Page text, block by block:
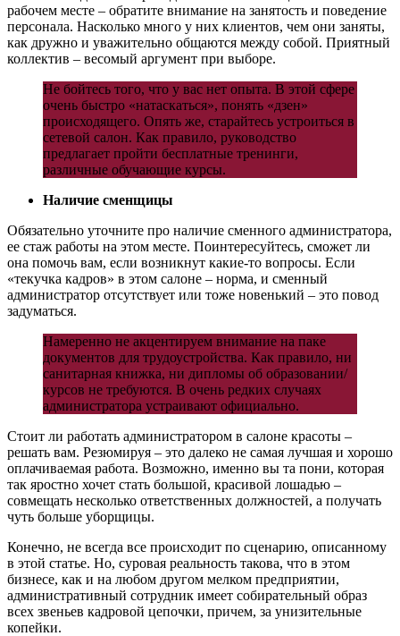
рабочем месте – обратите внимание на занятость и поведение
персонала. Насколько много у них клиентов, чем они заняты,
как дружно и уважительно общаются между собой. Приятный
коллектив – весомый аргумент при выборе.
Не бойтесь того, что у вас нет опыта. В этой сфере
очень быстро «натаскаться», понять «дзен»
происходящего. Опять же, старайтесь устроиться в
сетевой салон. Как правило, руководство
предлагает пройти бесплатные тренинги,
различные обучающие курсы.
Наличие сменщицы
Обязательно уточните про наличие сменного администратора,
ее стаж работы на этом месте. Поинтересуйтесь, сможет ли
она помочь вам, если возникнут какие-то вопросы. Если
«текучка кадров» в этом салоне – норма, и сменный
администратор отсутствует или тоже новенький – это повод
задуматься.
Намеренно не акцентируем внимание на паке
документов для трудоустройства. Как правило, ни
санитарная книжка, ни дипломы об образовании/
курсов не требуются. В очень редких случаях
администратора устраивают официально.
Стоит ли работать администратором в салоне красоты –
решать вам. Резюмируя – это далеко не самая лучшая и хорошо
оплачиваемая работа. Возможно, именно вы та пони, которая
так яростно хочет стать большой, красивой лошадью –
совмещать несколько ответственных должностей, а получать
чуть больше уборщицы.
Конечно, не всегда все происходит по сценарию, описанному
в этой статье. Но, суровая реальность такова, что в этом
бизнесе, как и на любом другом мелком предприятии,
административный сотрудник имеет собирательный образ
всех звеньев кадровой цепочки, причем, за унизительные
копейки.